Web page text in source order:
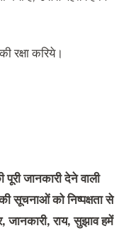
रक्षा करिये।
जानकारी देने वाली
सूचनाओं को निष्पक्षता से
राय, सुझाव हमें